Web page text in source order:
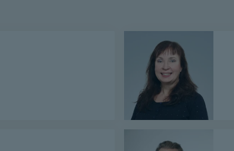
Venäläinen